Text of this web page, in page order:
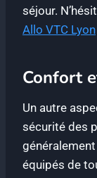
séjour.
Allo VTC Lyon
Confort
Un autre
sécurité des
équipés de